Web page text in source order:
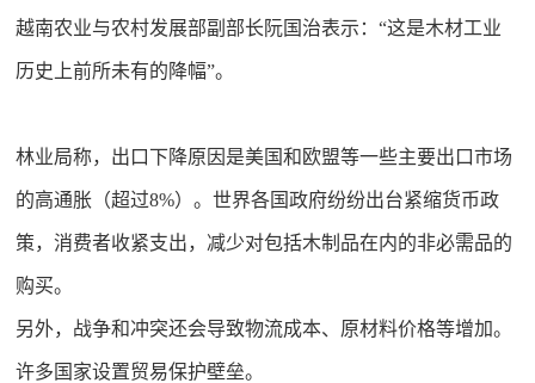
越南农业与农村发展部副部长阮国治表示：“这是木材工业
历史上前所未有的降幅”。
林业局称，出口下降原因是美国和欧盟等一些主要出口市场
的高通胀（超过8%）。世界各国政府纷纷出台紧缩货币政
策，消费者收紧支出，减少对包括木制品在内的非必需品的
购买。
另外，战争和冲突还会导致物流成本、原材料价格等增加。
许多国家设置贸易保护壁垒。